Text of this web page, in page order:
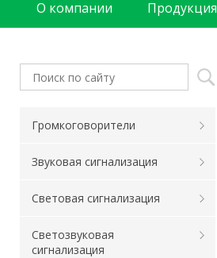
О компании Продукция
Громкоговорители
Звуковая сигнализация
Световая сигнализация
Светозвуковая
сигнализация